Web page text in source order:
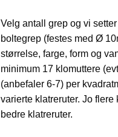
Velg antall grep og vi
boltegrep (festes med Ø
størrelse, farge, form og
minimum 17 klomuttere
(anbefaler 6-7) per
varierte klatreruter. Jo
bedre klatreruter.